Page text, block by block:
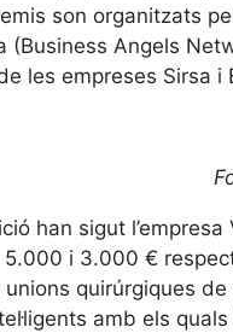
son organitzats
(Business Angels
les empreses Sirsa i
han sigut
i 3.000 €
quirúrgiques
amb els